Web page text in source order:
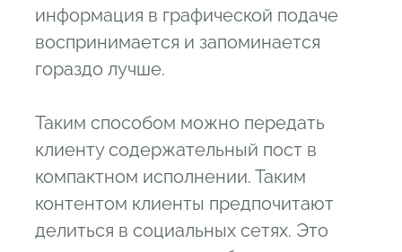
информация в графической подаче
воспринимается и запоминается
гораздо лучше.
Таким способом можно передать
клиенту содержательный пост в
компактном исполнении. Таким
контентом клиенты предпочитают
делиться в социальных сетях. Это